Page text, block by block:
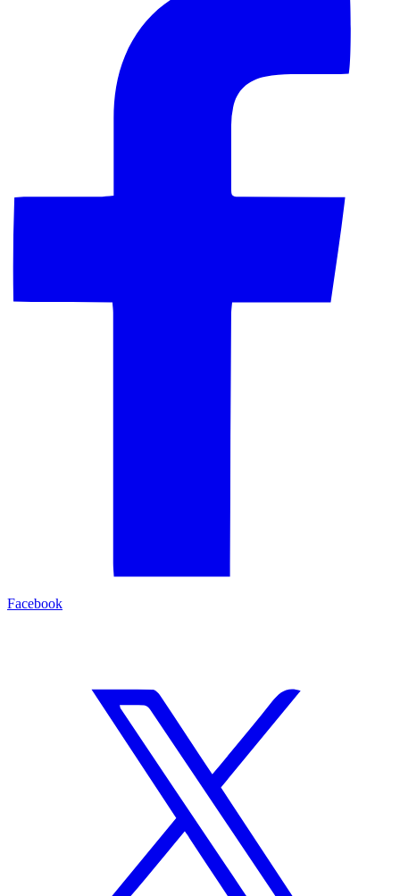
Facebook